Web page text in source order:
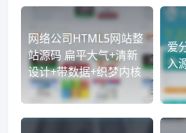
网络公司HTML5网站整
站源码 扁平大气+清新
设计+带数据+织梦内核
爱
入